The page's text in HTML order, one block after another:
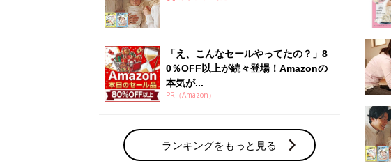
「え、こんなセールやってたの？」8
0％OFF以上が続々登場！Amazonの
本気が...
PR（Amazon）
ランキングをもっと見る